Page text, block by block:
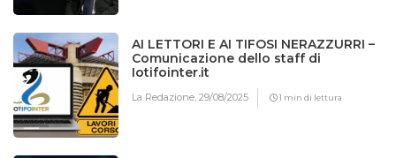
AI LETTORI E AI TIFOSI NERAZZURRI –
Comunicazione dello staff di
Iotifointer.it
La Redazione,29/08/2025 1 min di lettura